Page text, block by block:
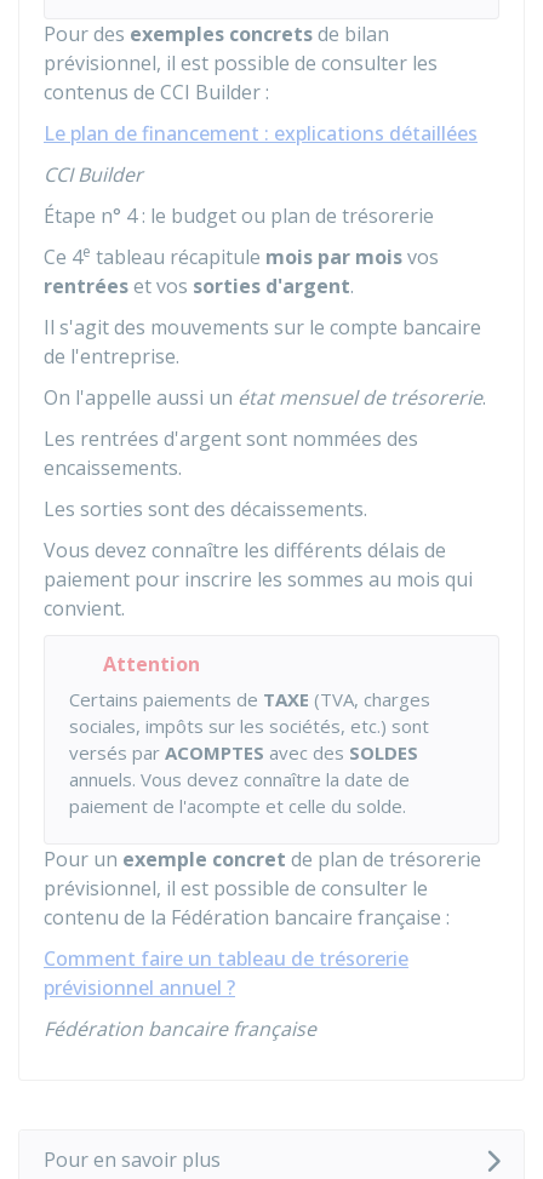
Pour des exemples concretsde bilan
prévisionnel, il est possible de consulter les
contenus de CCI Builder :
Le plan de financement : explications détaillées
CCI Builder
Étape n° 4 : le budget ou plan de trésorerie
Ce 4e tableau récapitule mois par moisvos
rentréeset vos sorties d'argent.
Il s'agit des mouvements sur le compte bancaire
de l'entreprise.
On l'appelle aussi un état mensuel de trésorerie.
Les rentrées d'argent sont nommées des
encaissements.
Les sorties sont des décaissements.
Vous devez connaître les différents délais de
paiement pour inscrire les sommes au mois qui
convient.
Attention
Certains paiements de TAXE (TVA, charges
sociales, impôts sur les sociétés, etc.) sont
versés par ACOMPTES avec des SOLDES
annuels. Vous devez connaître la date de
paiement de l'acompte et celle du solde.
Pour un exemple concret de plan de trésorerie
prévisionnel, il est possible de consulter le
contenu de la Fédération bancaire française :
Comment faire un tableau de trésorerie
prévisionnel annuel ?
Fédération bancaire française
Pour en savoir plus